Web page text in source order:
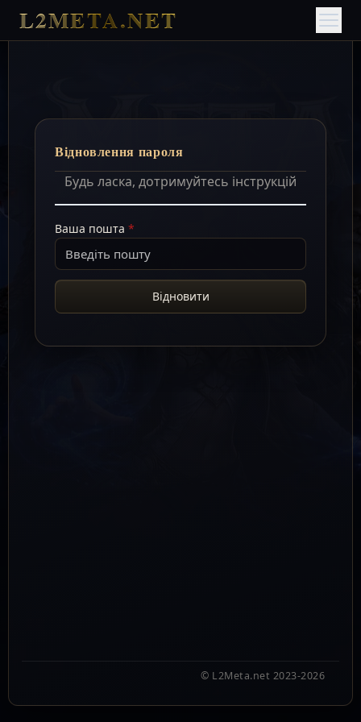
L2META.NET
Відновлення пароля
Будь ласка, дотримуйтесь інструкцій
Ваша пошта *
Відновити
© L2Meta.net 2023-2026